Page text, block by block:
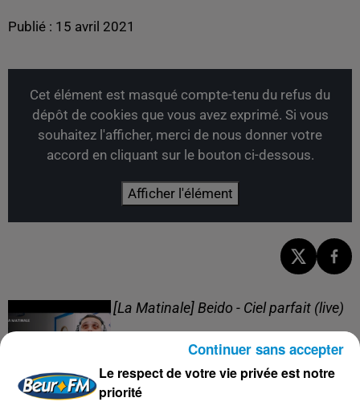
Publié : 15 avril 2021
Cet élément est masqué compte-tenu du refus du
dépôt de cookies que vous avez exprimé. Si vous
souhaitez l'afficher, merci de nous donner votre
accord en cliquant sur le bouton ci-dessous.
Afficher l'élément
[La Matinale] Beido - Ciel parfait (live)
Le respect de votre vie privée est notre
priorité
Continuer sans accepter